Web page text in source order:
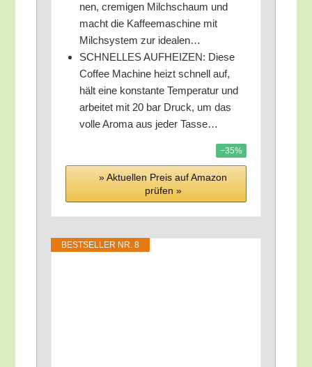
nen, cre­mi­gen Milch­schaum und
macht die Kaf­fee­ma­schi­ne mit
Milch­sys­tem zur idealen…
SCHNELLES AUFHEIZEN: Die­se
Cof­fee Machi­ne heizt schnell auf,
hält eine kon­stan­te Tem­pe­ra­tur und
arbei­tet mit 20 bar Druck, um das
vol­le Aro­ma aus jeder Tasse…
−35%
» Aktu­el­len Preis auf Ama­zon
prü­fen »
BEST­SEL­LER NR. 8